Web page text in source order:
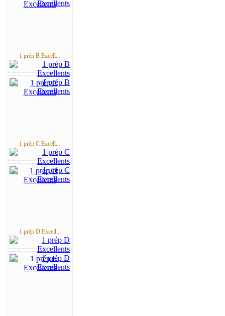
1 prép B Excell...
1 prép C Excell...
1 prép D Excell...